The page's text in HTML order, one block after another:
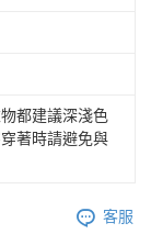
都建議深淺色
著時請避免與
客服